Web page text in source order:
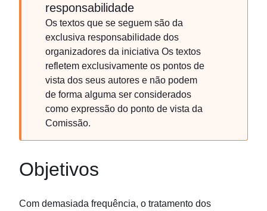
responsabilidade
Os textos que se seguem são da
exclusiva responsabilidade dos
organizadores da iniciativa Os textos
refletem exclusivamente os pontos de
vista dos seus autores e não podem
de forma alguma ser considerados
como expressão do ponto de vista da
Comissão.
Objetivos
Com demasiada frequência, o tratamento dos